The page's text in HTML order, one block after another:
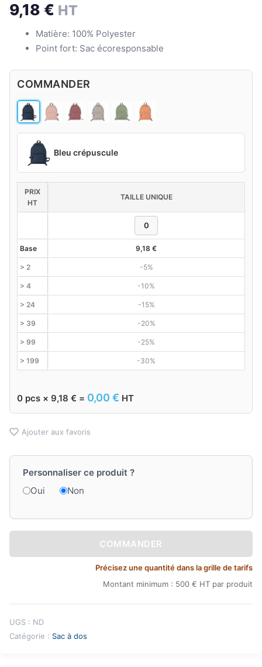
9,18 € HT
Matière: 100% Polyester
Point fort: Sac écoresponsable
COMMANDER
Bleu crépuscule
PRIX
HT
TAILLE UNIQUE
Base 9,18 €
> 2 -5%
> 4 -10%
> 24 -15%
> 39 -20%
> 99 -25%
> 199 -30%
0 pcs × 9,18 € = 0,00 € HT
Ajouter aux favoris
Personnaliser ce produit ?
Oui
Non
COMMANDER
Précisez une quantité dans la grille de tarifs
Montant minimum : 500 € HT par produit
UGS : ND
Catégorie : Sac à dos